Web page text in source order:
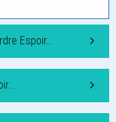
Espoir…